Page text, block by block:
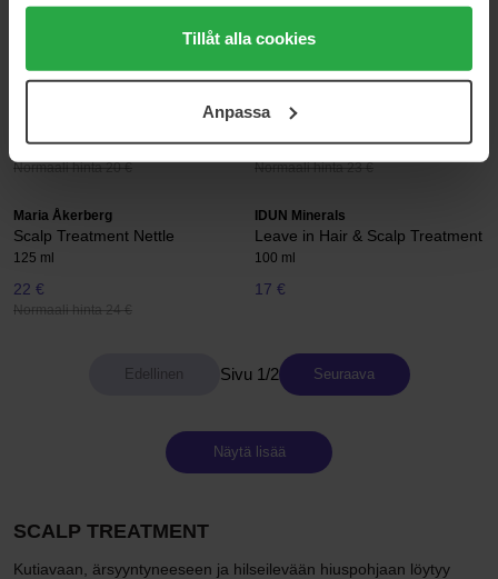
Genom att trycka på "Tillåt alla cookies" accepterar du
alla cookies, medan du under "Detaljer" kan anpassa
användningen av cookies. Du kan när som helst återkalla
samt vår Integritetspolicy.
Tillåt alla cookies
Anpassa
Exfoliator/Massage Purple
18 €
Normaali hinta 20 €
Goldwell
150 ml
21 €
Normaali hinta 23 €
Maria Åkerberg
Scalp Treatment Nettle
125 ml
22 €
Normaali hinta 24 €
IDUN Minerals
Leave in Hair & Scalp Treatment
100 ml
17 €
Sivu 1/2 Seuraava
Näytä lisää
SCALP TREATMENT
Kutiavaan, ärsyyntyneeseen ja hilseilevään hiuspohjaan löytyy